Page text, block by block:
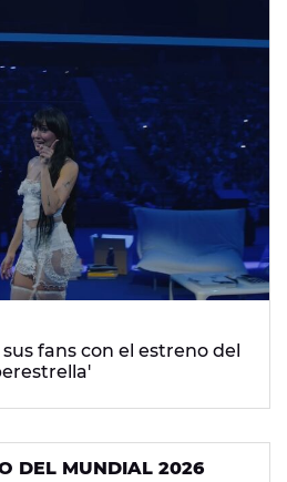
fans con el estreno del
DEL MUNDIAL 2026